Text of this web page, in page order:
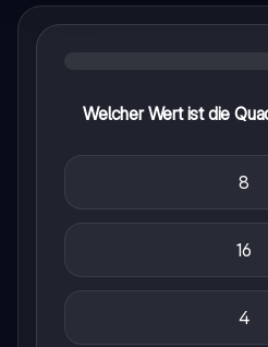
Welcher Wert ist die
8
16
4